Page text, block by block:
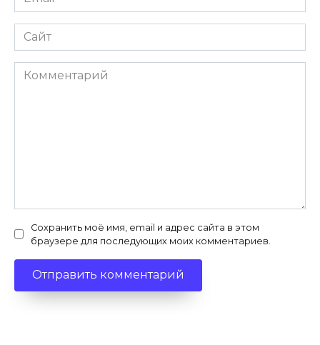
*
Сайт
Комментарий
Сохранить моё имя, email и адрес сайта в этом
браузере для последующих моих комментариев.